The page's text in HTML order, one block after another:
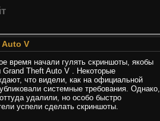
V
время начали гулять скриншоты, якобы
Theft Auto V . Некоторые
что видели, как на официальной
системные требования. Однако,
удалили, но особо быстро
успели сделать скриншоты.